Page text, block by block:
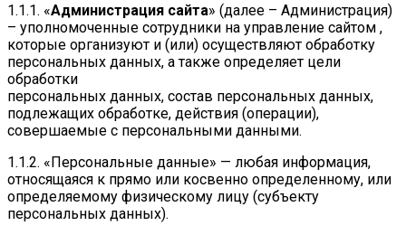
1.1.1. «Администрация сайта» (далее – Администрация)
– уполномоченные сотрудники на управление сайтом ,
которые организуют и (или) осуществляют обработку
персональных данных, а также определяет цели
обработки
персональных данных, состав персональных данных,
подлежащих обработке, действия (операции),
совершаемые с персональными данными.
1.1.2. «Персональные данные» — любая информация,
относящаяся к прямо или косвенно определенному, или
определяемому физическому лицу (субъекту
персональных данных).